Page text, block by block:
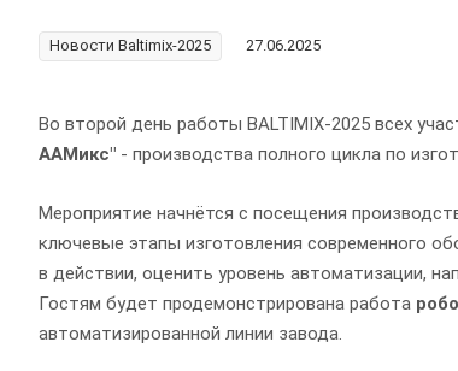
Новости Baltimix-2025 27.06.2025
Во второй день работы BALTIMIX-2025 всех
ААМикс" - производства полного цикла по
Мероприятие начнётся с посещения
ключевые этапы изготовления современного
в действии, оценить уровень автоматизации,
Гостям будет продемонстрирована работа
автоматизированной линии завода.